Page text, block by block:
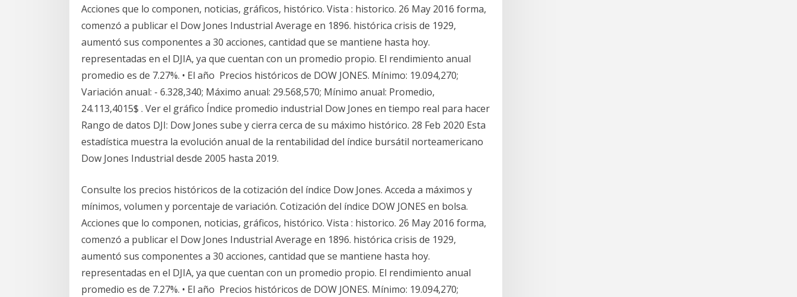
Acciones que lo componen, noticias, gráficos, histórico. Vista : historico. 26 May 2016 forma,
comenzó a publicar el Dow Jones Industrial Average en 1896. histórica crisis de 1929,
aumentó sus componentes a 30 acciones, cantidad que se mantiene hasta hoy.
representadas en el DJIA, ya que cuentan con un promedio propio. El rendimiento anual
promedio es de 7.27%. • El año Precios históricos de DOW JONES. Mínimo: 19.094,270;
Variación anual: - 6.328,340; Máximo anual: 29.568,570; Mínimo anual: Promedio,
24.113,4015$ . Ver el gráfico Índice promedio industrial Dow Jones en tiempo real para hacer
Rango de datos DJI: Dow Jones sube y cierra cerca de su máximo histórico. 28 Feb 2020 Esta
estadística muestra la evolución anual de la rentabilidad del índice bursátil norteamericano
Dow Jones Industrial desde 2005 hasta 2019.
Consulte los precios históricos de la cotización del índice Dow Jones. Acceda a máximos y
mínimos, volumen y porcentaje de variación. Cotización del índice DOW JONES en bolsa.
Acciones que lo componen, noticias, gráficos, histórico. Vista : historico. 26 May 2016 forma,
comenzó a publicar el Dow Jones Industrial Average en 1896. histórica crisis de 1929,
aumentó sus componentes a 30 acciones, cantidad que se mantiene hasta hoy.
representadas en el DJIA, ya que cuentan con un promedio propio. El rendimiento anual
promedio es de 7.27%. • El año Precios históricos de DOW JONES. Mínimo: 19.094,270;